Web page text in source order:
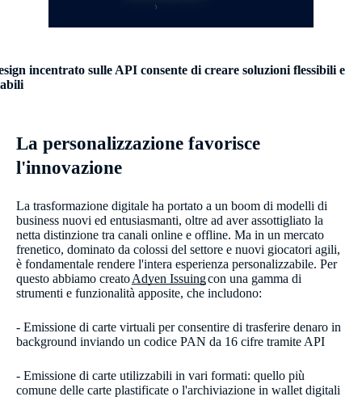
incentrato sulle API consente di creare soluzioni flessibili e
La personalizzazione favorisce
l'innovazione
La trasformazione digitale ha portato a un boom di modelli di
business nuovi ed entusiasmanti, oltre ad aver assottigliato la
netta distinzione tra canali online e offline. Ma in un mercato
frenetico, dominato da colossi del settore e nuovi giocatori agili,
è fondamentale rendere l'intera esperienza personalizzabile. Per
questo abbiamo creatoAdyen Issuingcon una gamma di
strumenti e funzionalità apposite, che includono:​
- Emissione di carte virtuali per consentire di trasferire denaro in
background inviando un codice PAN da 16 cifre tramite API
- Emissione di carte utilizzabili in vari formati: quello più
comune delle carte plastificate o l'archiviazione in wallet digitali